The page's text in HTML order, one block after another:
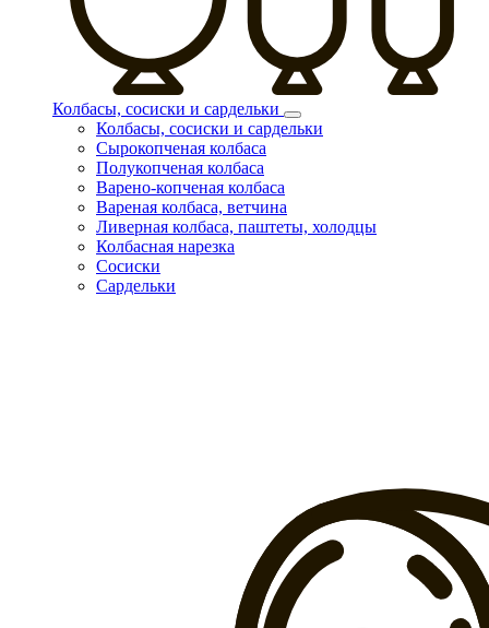
Колбасы, сосиски и сардельки
Колбасы, сосиски и сардельки
Сырокопченая колбаса
Полукопченая колбаса
Варено-копченая колбаса
Вареная колбаса, ветчина
Ливерная колбаса, паштеты, холодцы
Колбасная нарезка
Сосиски
Сардельки